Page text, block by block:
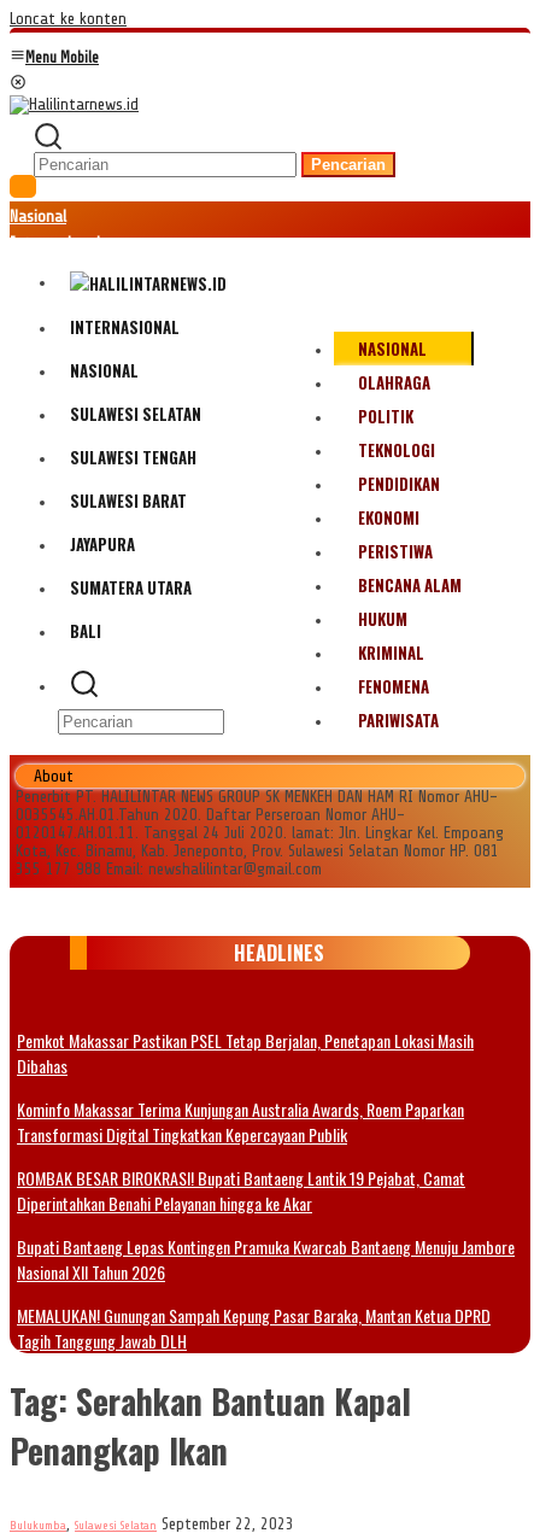
Loncat ke konten
Menu Mobile
Pencarian
Nasional
Internasional
Politik
Olahraga
Bencana Alam
INTERNASIONAL
NASIONAL
SULAWESI SELATAN
SULAWESI TENGAH
SULAWESI BARAT
JAYAPURA
SUMATERA UTARA
BALI
NASIONAL
OLAHRAGA
POLITIK
TEKNOLOGI
PENDIDIKAN
EKONOMI
PERISTIWA
BENCANA ALAM
HUKUM
KRIMINAL
FENOMENA
PARIWISATA
About
Penerbit PT. HALILINTAR NEWS GROUP SK MENKEH DAN HAM RI Nomor AHU-
0035545.AH.01.Tahun 2020. Daftar Perseroan Nomor AHU-
0120147.AH.01.11. Tanggal 24 Juli 2020. lamat: Jln. Lingkar Kel. Empoang
Kota, Kec. Binamu, Kab. Jeneponto, Prov. Sulawesi Selatan Nomor HP. 081
355 177 988 Email: newshalilintar@gmail.com
HEADLINES
Pemkot Makassar Pastikan PSEL Tetap Berjalan, Penetapan Lokasi Masih
Dibahas
Kominfo Makassar Terima Kunjungan Australia Awards, Roem Paparkan
Transformasi Digital Tingkatkan Kepercayaan Publik
ROMBAK BESAR BIROKRASI! Bupati Bantaeng Lantik 19 Pejabat, Camat
Diperintahkan Benahi Pelayanan hingga ke Akar
Bupati Bantaeng Lepas Kontingen Pramuka Kwarcab Bantaeng Menuju Jambore
Nasional XII Tahun 2026
MEMALUKAN! Gunungan Sampah Kepung Pasar Baraka, Mantan Ketua DPRD
Tagih Tanggung Jawab DLH
Tag: Serahkan Bantuan Kapal
Penangkap Ikan
Bulukumba, Sulawesi Selatan September 22, 2023